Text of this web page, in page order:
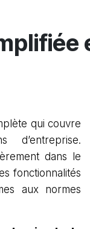
qui couvre
dans le
fonctionnalités
aux normes